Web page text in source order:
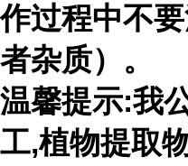
作过程中不
者杂质）。
温馨提示:我
工,植物提取